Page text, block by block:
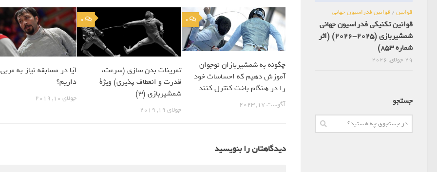
0
چگونه به شمشیربازان نوجوان
آموزش دهیم که احساسات خود
را در هنگام باخت کنترل کنند
آگوست 17, 2023
0
تمرینات بدن سازی (سرعت،
قدرت و انعطاف پذیری) ویژة
شمشیربازی (3)
جولای 19, 2019
آیا در مسابقه نیاز به مربی
داریم؟
جولای 10, 2019
دیدگاهتان را بنویسید
قوانین/ قوانین فدراسیون جهانی
قوانین تکنیکی فدراسیون جهانی
شمشیربازی (2025-2026) (اثر
شماره 853)
29 جولای, 2026
جستجو